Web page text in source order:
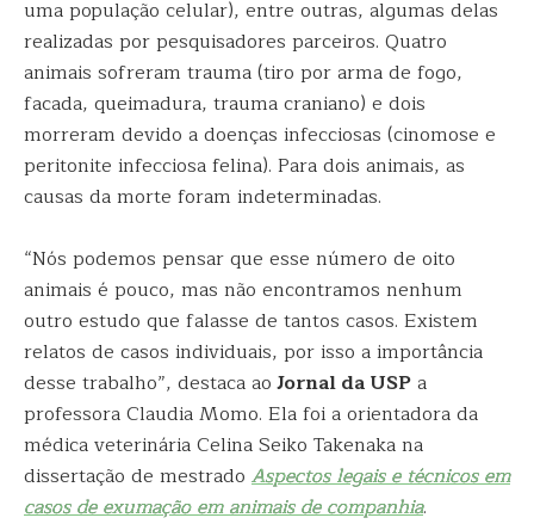
uma população celular), entre outras, algumas delas
realizadas por pesquisadores parceiros. Quatro
animais sofreram trauma (tiro por arma de fogo,
facada, queimadura, trauma craniano) e dois
morreram devido a doenças infecciosas (cinomose e
peritonite infecciosa felina). Para dois animais, as
causas da morte foram indeterminadas.
“Nós podemos pensar que esse número de oito
animais é pouco, mas não encontramos nenhum
outro estudo que falasse de tantos casos. Existem
relatos de casos individuais, por isso a importância
desse trabalho”, destaca aoJornal da USPa
professora Claudia Momo. Ela foi a orientadora da
médica veterinária Celina Seiko Takenaka na
dissertação de mestrado Aspectos legais e técnicos em
casos de exumação em animais de companhia.